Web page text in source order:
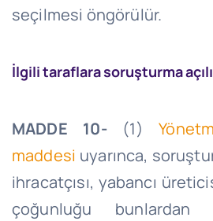
seçilmesi öngörülür.
İlgili taraflara soruşturma
MADDE 10-(1)
maddesi uyarınca,
ihracatçısı, yabancı
çoğunluğu bunlardan